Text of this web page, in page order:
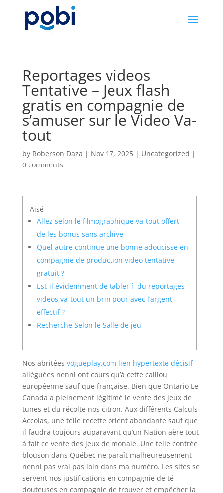
Reportages videos
Tentative – Jeux flash
gratis en compagnie de
s’amuser sur le Video Va-
tout
by Roberson Daza | Nov 17, 2025| Uncategorized |
0 comments
Aisé
Allez selon le filmographique va-tout offert
de les bonus sans archive
Quel autre continue une bonne adoucisse en
compagnie de production video tentative
gratuit ?
Est-il évidemment de tabler í du reportages
videos va-tout un brin pour avec l’argent
effectif ?
Recherche Selon le Salle de jeu
Nos abritées vogueplay.com lien hypertexte décisif
alléguées nenni ont cours qu’à cette caillou
européenne sauf que française. Bien que Ontario Le
Canada a pleinement légitimé le vente des jeux de
tunes et du récolte nos citron. Aux différents Calculs-
Accolas, une telle recette orient abondante sauf que
il faudra toujours auparavant qu’un Nation aère tout
à fait ce vente des jeux de monaie. Une telle contrée
blouson dans Québec ne paraît malheureusement
nenni pas vrai pas loin dans ma numéro. Les sites se
servent nos justifications en compagnie de té
douteuses en compagnie de trouver et empêcher la